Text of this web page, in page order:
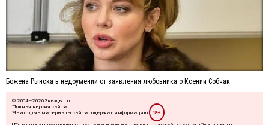
Божена Рынска в недоумении от заявления любовника о Ксении Собчак
© 2004—2026 Звёзды.ru
Полная версия сайта
Некоторые материалы сайта содержат информацию
18+